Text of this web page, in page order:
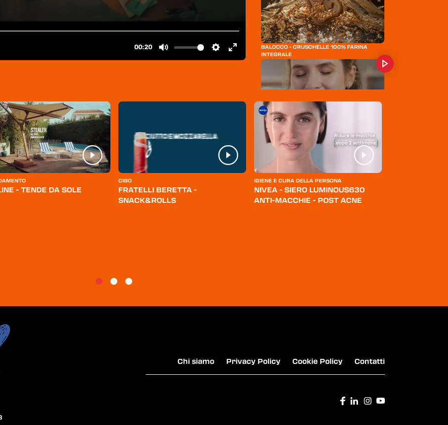
BALOCCO - CRUSCHELLE 100% FARINA
INTEGRALE
RIGONI DI ASIAGO - NOCCIOLATA
KINDER - BARRETTA
- TENDE DA SOLE
CIBO
FRATELLI BERETTA -
SNACK&ROLLS
IGIENE E CURA DELLA PERSONA
NIVEA - SIERO LUMINOUS630
ANTI-MACCHIE - POST ACNE
Chi siamo Privacy Policy Cookie Policy Contatti